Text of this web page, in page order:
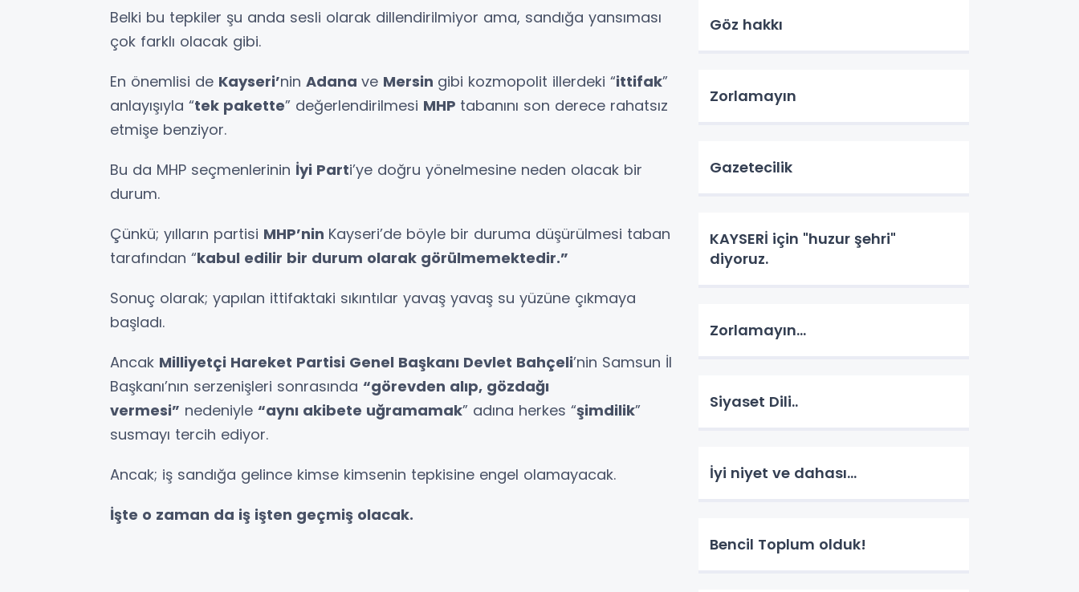
Belki bu tepkiler şu anda sesli olarak dillendirilmiyor ama, sandığa yansıması
çok farklı olacak gibi.
En önemlisi de Kayseri’nin Adana ve Mersin gibi kozmopolit illerdeki “ittifak”
anlayışıyla “tek pakette” değerlendirilmesi MHP tabanını son derece rahatsız
etmişe benziyor.
Bu da MHP seçmenlerinin İyi Parti’ye doğru yönelmesine neden olacak bir
durum.
Çünkü; yılların partisi MHP’nin Kayseri’de böyle bir duruma düşürülmesi taban
tarafından “kabul edilir bir durum olarak görülmemektedir.”
Sonuç olarak; yapılan ittifaktaki sıkıntılar yavaş yavaş su yüzüne çıkmaya
başladı.
Ancak Milliyetçi Hareket Partisi Genel Başkanı Devlet Bahçeli’nin Samsun İl
Başkanı’nın serzenişleri sonrasında “görevden alıp, gözdağı
vermesi” nedeniyle “aynı akibete uğramamak” adına herkes “şimdilik”
susmayı tercih ediyor.
Ancak; iş sandığa gelince kimse kimsenin tepkisine engel olamayacak.
İşte o zaman da iş işten geçmiş olacak.
Göz hakkı
Zorlamayın
Gazetecilik
KAYSERİ için "huzur şehri"
diyoruz.
Zorlamayın...
Siyaset Dili..
İyi niyet ve dahası...
Bencil Toplum olduk!